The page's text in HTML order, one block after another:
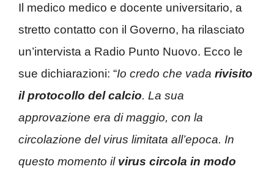
Il medico medico e docente universitario, a
stretto contatto con il Governo, ha rilasciato
un’intervista a Radio Punto Nuovo. Ecco le
sue dichiarazioni: “Io credo che vada rivisito
il protocollo del calcio. La sua
approvazione era di maggio, con la
circolazione del virus limitata all’epoca. In
questo momento ilvirus circola in modo